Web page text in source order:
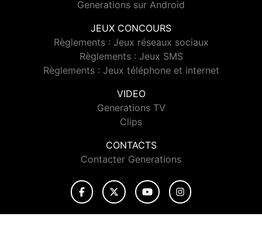
Generations sur Android
JEUX CONCOURS
Règlements : Jeux réseaux sociaux
Règlements : Jeux SMS
Règlements : Jeux téléphone et internet
VIDEO
Generations TV
Clips
CONTACTS
Contacter Generations